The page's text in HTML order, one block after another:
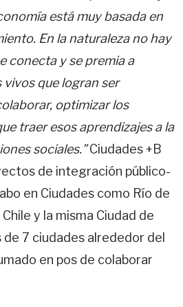
está muy basada en
En la naturaleza no hay
conecta y se premia a
que logran ser
optimizar los
traer esos aprendizajes a la
sociales.”Ciudades +B
de integración público-
en Ciudades como Río de
y la misma Ciudad de
de 7 ciudades alrededor del
en pos de colaborar